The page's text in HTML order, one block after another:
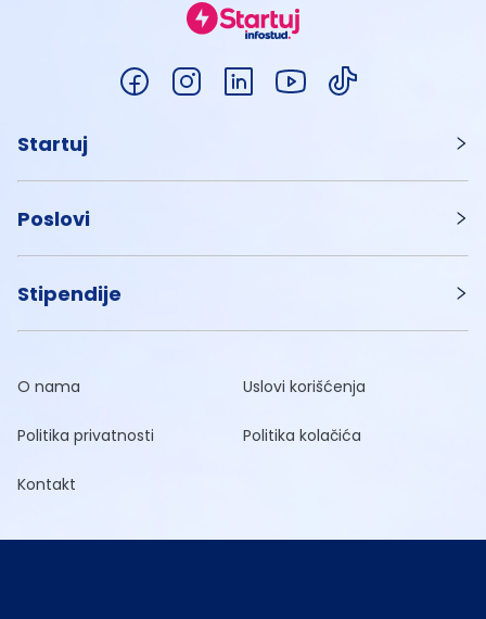
Startuj
Poslovi
Stipendije
O nama Uslovi korišćenja
Politika privatnosti Politika kolačića
Kontakt